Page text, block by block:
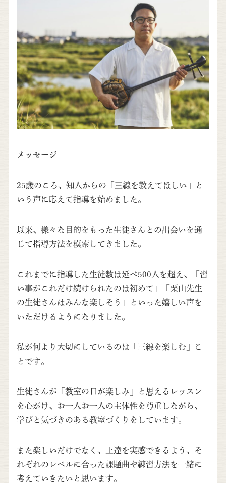
メッセージ
25歳のころ、知人からの「三線を教えてほしい」と
いう声に応えて指導を始めました。
以来、様々な目的をもった生徒さんとの出会いを通
じて指導方法を模索してきました。
これまでに指導した生徒数は延べ500人を超え、「習
い事がこれだけ続けられたのは初めて」「栗山先生
の生徒さんはみんな楽しそう」といった嬉しい声を
いただけるようになりました。
私が何より大切にしているのは「三線を楽しむ」こ
とです。
生徒さんが「教室の日が楽しみ」と思えるレッスン
を心がけ、お一人お一人の主体性を尊重しながら、
学びと気づきのある教室づくりをしています。
また楽しいだけでなく、上達を実感できるよう、そ
れぞれのレベルに合った課題曲や練習方法を一緒に
考えていきたいと思います。